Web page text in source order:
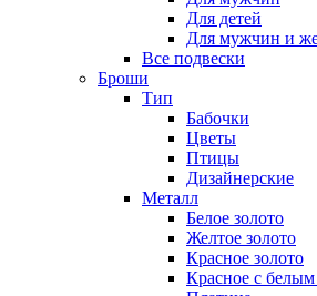
Для детей
Для мужчин и
Все подвески
Броши
Тип
Бабочки
Цветы
Птицы
Дизайнерские
Металл
Белое золото
Желтое золото
Красное золото
Красное с белым